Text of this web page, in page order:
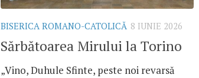
BISERICA ROMANO-CATOLICĂ 8 IUNIE 2026
Sărbătoarea Mirului la Torino
„Vino, Duhule Sfinte, peste noi revarsă